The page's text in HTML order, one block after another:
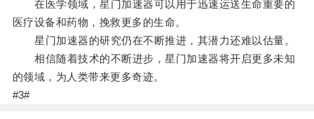
在医学领域，星门加速器可以用于迅速运送生命重要的
医疗设备和药物，挽救更多的生命。
星门加速器的研究仍在不断推进，其潜力还难以估量。
相信随着技术的不断进步，星门加速器将开启更多未知
的领域，为人类带来更多奇迹。
#3#